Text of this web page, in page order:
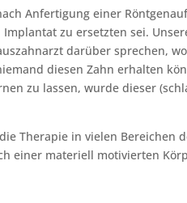
Anfertigung einer
zu ersetzten sei.
darüber sprechen,
diesen Zahn erhalten
zu lassen, wurde dieser
Therapie in vielen Bereichen
einer materiell motivierten